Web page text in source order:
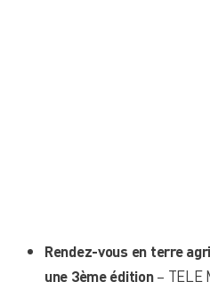
Rendez-vous en terre
une 3ème édition– TELE